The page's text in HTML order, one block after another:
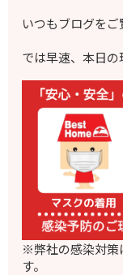
いつもブログをご
では早速、本日の
※弊社の感染対策
す。